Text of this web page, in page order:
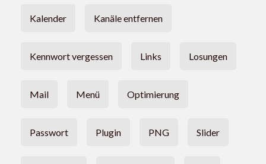
Kalender Kanäle entfernen
Kennwort vergessen Links Losungen
Mail Menü Optimierung
Passwort Plugin PNG Slider